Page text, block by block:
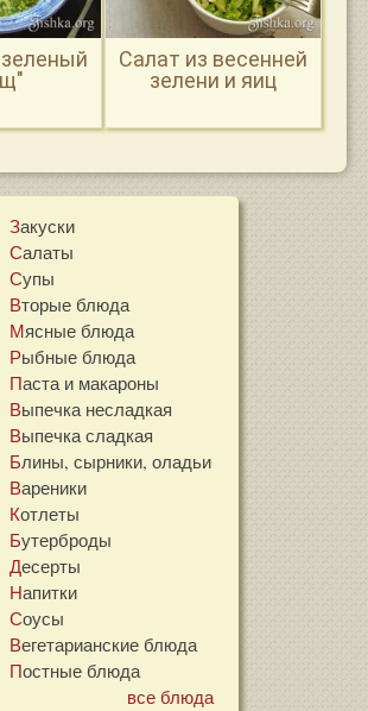
Салат из весенней
зелени и яиц
Закуски
Салаты
Супы
Вторые блюда
Мясные блюда
Рыбные блюда
Паста и макароны
Выпечка несладкая
Выпечка сладкая
Блины, сырники, оладьи
Вареники
Котлеты
Бутерброды
Десерты
Напитки
Соусы
Вегетарианские блюда
Постные блюда
все блюда